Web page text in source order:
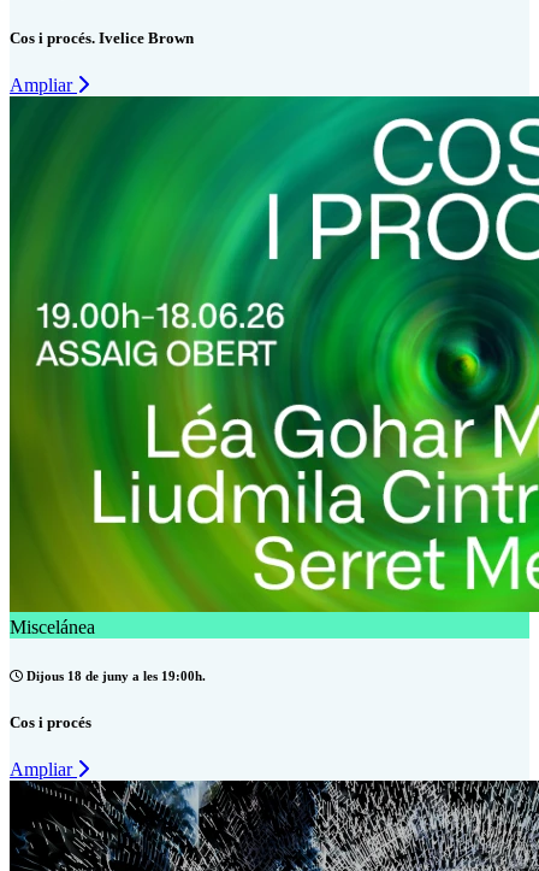
Cos i procés. Ivelice Brown
Ampliar
Miscelánea
Dijous 18 de juny a les 19:00h.
Cos i procés
Ampliar